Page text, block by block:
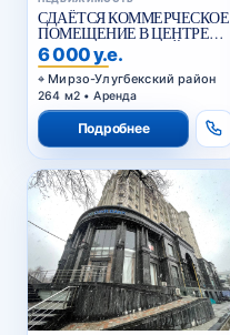
СДАЁТСЯ КОММЕРЧЕСКОЕ
ПОМЕЩЕНИЕ В ЦЕНТРЕ
ГОРОДА НА ПЕРВОЙ
ЛИНИИ
6 000 у.е.
Мирзо-Улугбекский район
264 м2 • Аренда
Подробнее